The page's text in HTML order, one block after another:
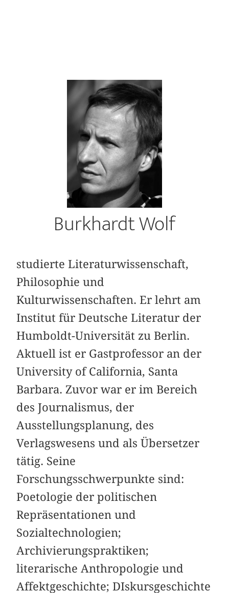
Burkhardt Wolf
studierte Literaturwissenschaft,
Philosophie und
Kulturwissenschaften. Er lehrt am
Institut für Deutsche Literatur der
Humboldt-Universität zu Berlin.
Aktuell ist er Gastprofessor an der
University of California, Santa
Barbara. Zuvor war er im Bereich
des Journalismus, der
Ausstellungsplanung, des
Verlagswesens und als Übersetzer
tätig. Seine
Forschungsschwerpunkte sind:
Poetologie der politischen
Repräsentationen und
Sozialtechnologien;
Archivierungspraktiken;
literarische Anthropologie und
Affektgeschichte; DIskursgeschichte